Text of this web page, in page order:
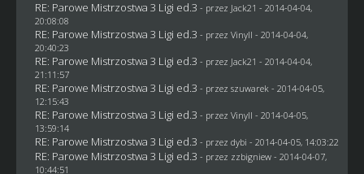
RE: Parowe Mistrzostwa 3 Ligi ed.3 - przez Jack21 - 2014-04-04,
20:08:08
RE: Parowe Mistrzostwa 3 Ligi ed.3 - przez Vinyll - 2014-04-04,
20:40:23
RE: Parowe Mistrzostwa 3 Ligi ed.3 - przez Jack21 - 2014-04-04,
21:11:57
RE: Parowe Mistrzostwa 3 Ligi ed.3 - przez szuwarek - 2014-04-05,
12:15:43
RE: Parowe Mistrzostwa 3 Ligi ed.3 - przez Vinyll - 2014-04-05,
13:59:14
RE: Parowe Mistrzostwa 3 Ligi ed.3 - przez dybi - 2014-04-05, 14:03:22
RE: Parowe Mistrzostwa 3 Ligi ed.3 - przez zzbigniew- 2014-04-07,
10:44:51